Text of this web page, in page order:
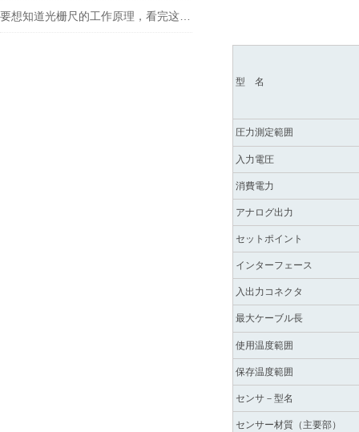
型 名
圧力測定範囲
入力電圧
消費電力
アナログ出力
セットポイント
インターフェース
入出力コネクタ
最大ケーブル長
使用温度範囲
保存温度範囲
センサ－型名
センサー材質（主要部）